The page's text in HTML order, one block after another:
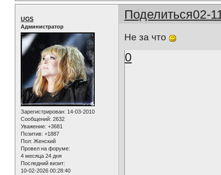
Поделиться02-
UGS
Администратор
Зарегистрирован: 14-03-2010
Сообщений: 2632
Уважение: +3681
Позитив: +1887
Пол: Женский
Провел на форуме:
4 месяца 24 дня
Последний визит:
10-02-2026 00:28:40
Не за что
0